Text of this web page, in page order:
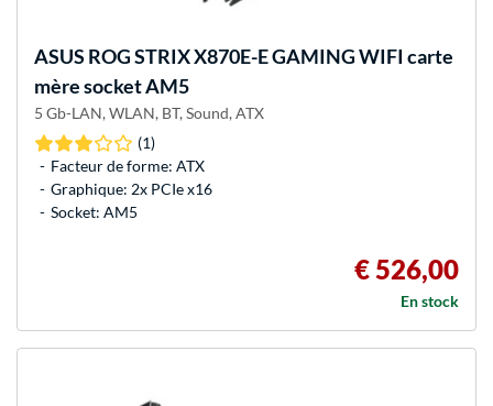
ASUS ROG STRIX X870E-E GAMING WIFI carte
mère socket AM5
5 Gb-LAN, WLAN, BT, Sound, ATX
(1)
Facteur de forme: ATX
Graphique: 2x PCIe x16
Socket: AM5
€ 526,00
En stock